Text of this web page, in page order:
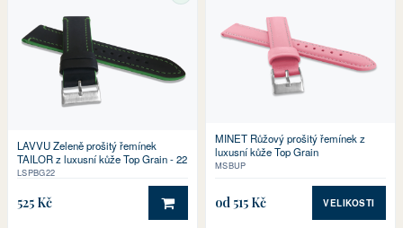
LAVVU Zeleně prošitý řemínek
TAILOR z luxusní kůže Top Grain - 22
LSPBG22
525 Kč DO KOŠÍKU
MINET Růžový prošitý řemínek z
luxusní kůže Top Grain
MSBUP
od 515 Kč VELIKOSTI